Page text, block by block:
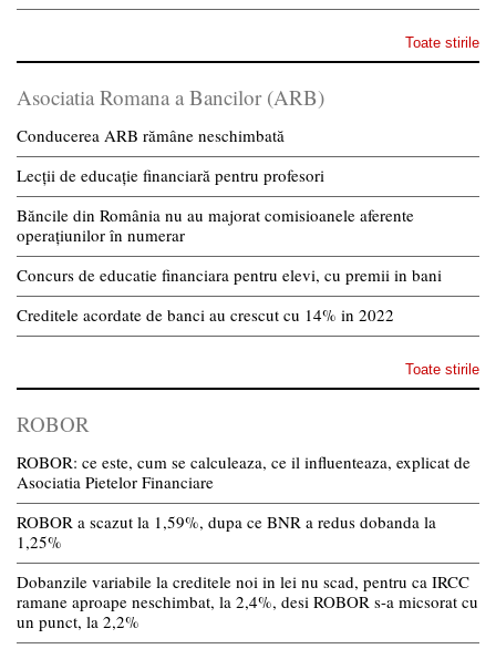
Toate stirile
Asociatia Romana a Bancilor (ARB)
Conducerea ARB rămâne neschimbată
Lecții de educație financiară pentru profesori
Băncile din România nu au majorat comisioanele aferente
operațiunilor în numerar
Concurs de educatie financiara pentru elevi, cu premii in bani
Creditele acordate de banci au crescut cu 14% in 2022
Toate stirile
ROBOR
ROBOR: ce este, cum se calculeaza, ce il influenteaza, explicat de
Asociatia Pietelor Financiare
ROBOR a scazut la 1,59%, dupa ce BNR a redus dobanda la
1,25%
Dobanzile variabile la creditele noi in lei nu scad, pentru ca IRCC
ramane aproape neschimbat, la 2,4%, desi ROBOR s-a micsorat cu
un punct, la 2,2%